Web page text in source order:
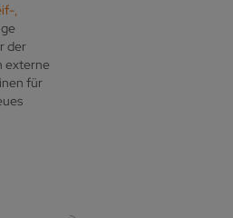
,
der
externe
für